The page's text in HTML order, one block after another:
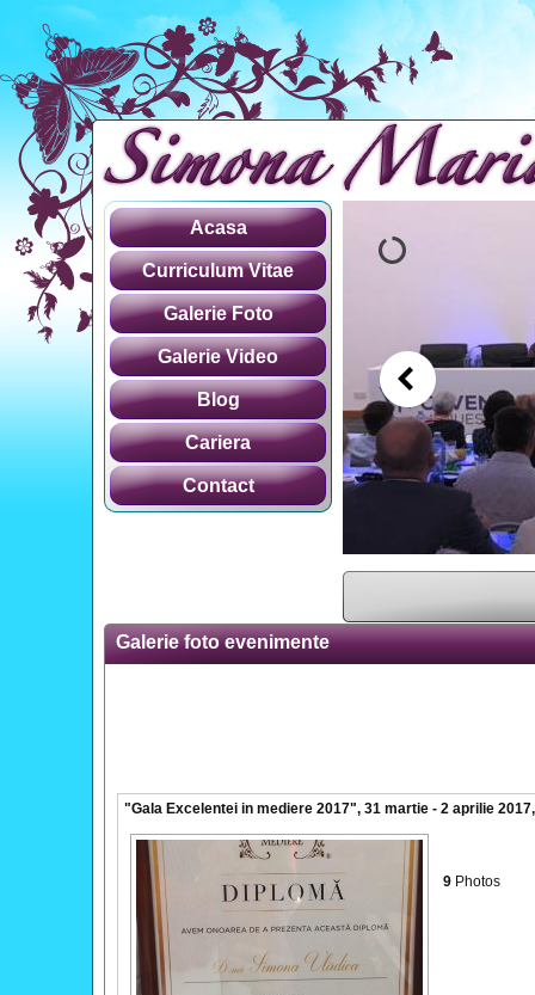
Acasa
Curriculum Vitae
Galerie Foto
Galerie Video
Blog
Cariera
Contact
Galerie foto evenimente
"Gala Excelentei in mediere 2017", 31 martie - 2 aprilie
9 Photos